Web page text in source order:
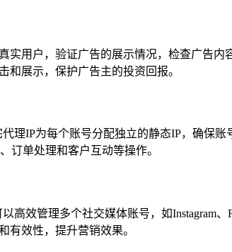
用户，验证广告的展示情况，检查广告
和展示，保护广告主的投资回报。
理IP为每个账号分配独立的静态IP，确保
订单处理和客户互动等操作。
效管理多个社交媒体账号，如Instagram
有效性，提升营销效果。